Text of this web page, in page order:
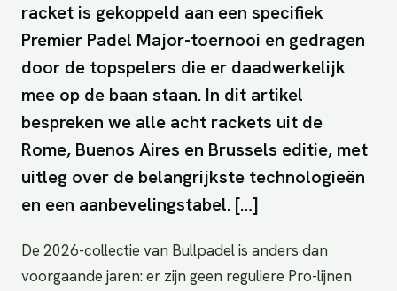
racket is gekoppeld aan een specifiek
Premier Padel Major-toernooi en gedragen
door de topspelers die er daadwerkelijk
mee op de baan staan. In dit artikel
bespreken we alle acht rackets uit de
Rome, Buenos Aires en Brussels editie, met
uitleg over de belangrijkste technologieën
en een aanbevelingstabel. […]
De 2026-collectie van Bullpadel is anders dan
voorgaande jaren: er zijn geen reguliere Pro-lijnen